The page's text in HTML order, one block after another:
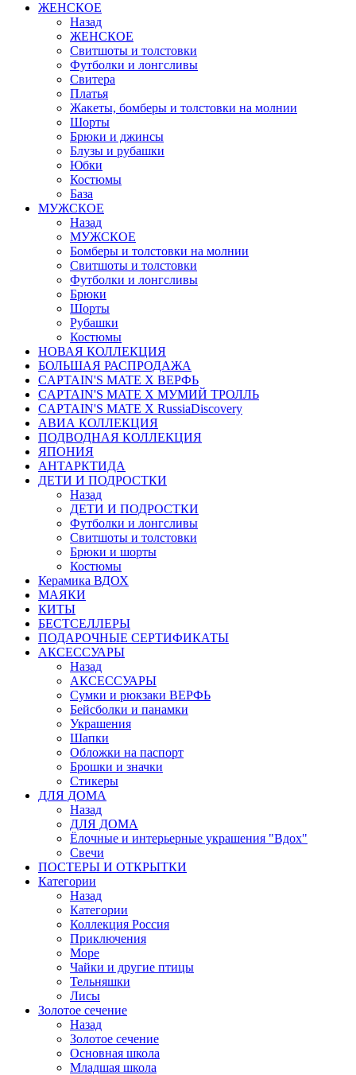
ЖЕНСКОЕ
Назад
ЖЕНСКОЕ
Свитшоты и толстовки
Футболки и лонгсливы
Свитера
Платья
Жакеты, бомберы и толстовки на молнии
Шорты
Брюки и джинсы
Блузы и рубашки
Юбки
Костюмы
База
МУЖСКОЕ
Назад
МУЖСКОЕ
Бомберы и толстовки на молнии
Свитшоты и толстовки
Футболки и лонгсливы
Брюки
Шорты
Рубашки
Костюмы
НОВАЯ КОЛЛЕКЦИЯ
БОЛЬШАЯ РАСПРОДАЖА
CAPTAIN'S MATE X ВЕРФЬ
CAPTAIN'S MATE Х МУМИЙ ТРОЛЛЬ
CAPTAIN'S MATE X RussiaDiscovery
АВИА КОЛЛЕКЦИЯ
ПОДВОДНАЯ КОЛЛЕКЦИЯ
ЯПОНИЯ
АНТАРКТИДА
ДЕТИ И ПОДРОСТКИ
Назад
ДЕТИ И ПОДРОСТКИ
Футболки и лонгсливы
Свитшоты и толстовки
Брюки и шорты
Костюмы
Керамика ВДОХ
МАЯКИ
КИТЫ
БЕСТСЕЛЛЕРЫ
ПОДАРОЧНЫЕ СЕРТИФИКАТЫ
АКСЕССУАРЫ
Назад
АКСЕССУАРЫ
Сумки и рюкзаки ВЕРФЬ
Бейсболки и панамки
Украшения
Шапки
Обложки на паспорт
Брошки и значки
Стикеры
ДЛЯ ДОМА
Назад
ДЛЯ ДОМА
Ёлочные и интерьерные украшения "Вдох"
Свечи
ПОСТЕРЫ И ОТКРЫТКИ
Категории
Назад
Категории
Коллекция Россия
Приключения
Море
Чайки и другие птицы
Тельняшки
Лисы
Золотое сечение
Назад
Золотое сечение
Основная школа
Младшая школа